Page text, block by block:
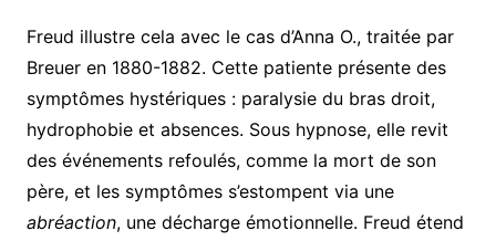
Freud illustre cela avec le cas d’Anna O., traitée par
Breuer en 1880-1882. Cette patiente présente des
symptômes hystériques : paralysie du bras droit,
hydrophobie et absences. Sous hypnose, elle revit
des événements refoulés, comme la mort de son
père, et les symptômes s’estompent via une
abréaction, une décharge émotionnelle. Freud étend